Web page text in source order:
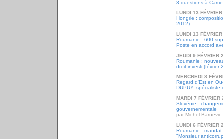
3 questions à
LUNDI 13
Hongrie :
2012)
LUNDI 13
Roumanie : 600
Poste en accord
JEUDI 9 FÉVRIER
Roumanie :
droit investi (février
MERCREDI 8
Regard d'Est en
DUPUY, spécialiste
MARDI 7 FÉVRIER
Slovénie :
gouvernementale
par Michel Barnevic
LUNDI 6 FÉVRIER
Roumanie :
"Monsieur